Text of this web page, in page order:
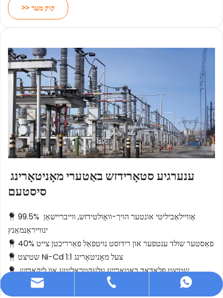
>> קוק מער
סיסטעם
 99.5% אַוויילאַביליטי אונטער הויך-וואָולטידזש, ווייבריישאַן
ינווייראַנמאַנץ
 40% פאַסטער שולד ענטפער און רידוסט נויטפאַל פאַרריכטן צייט
 שטיצט Ni-Cd 1:1 צעל מאָניטאָרינג
 שטיצט פלאַדאַד באַטאַרייע עלעקטראָליטע און ליקאַדזש
מאָניטאָרינג
info@dfuntech.com
+86-756-6123188
+86 15919182362